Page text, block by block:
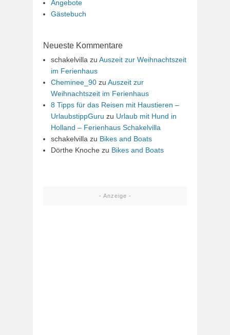
Angebote
Gästebuch
Neueste Kommentare
schakelvilla zu Auszeit zur Weihnachtszeit
im Ferienhaus
Cheminee_90 zu Auszeit zur
Weihnachtszeit im Ferienhaus
8 Tipps für das Reisen mit Haustieren –
UrlaubstippGuru zu Urlaub mit Hund in
Holland – Ferienhaus Schakelvilla
schakelvilla zu Bikes and Boats
Dörthe Knoche zu Bikes and Boats
- Anzeige -